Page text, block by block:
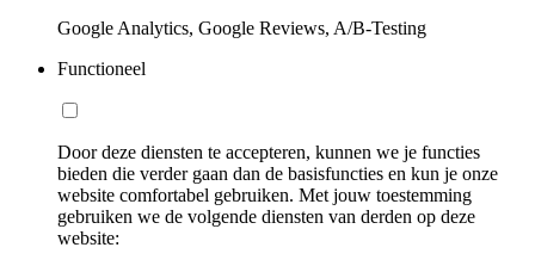
Google Analytics, Google Reviews, A/B-Testing
Functioneel
Door deze diensten te accepteren, kunnen we je functies
bieden die verder gaan dan de basisfuncties en kun je onze
website comfortabel gebruiken. Met jouw toestemming
gebruiken we de volgende diensten van derden op deze
website: